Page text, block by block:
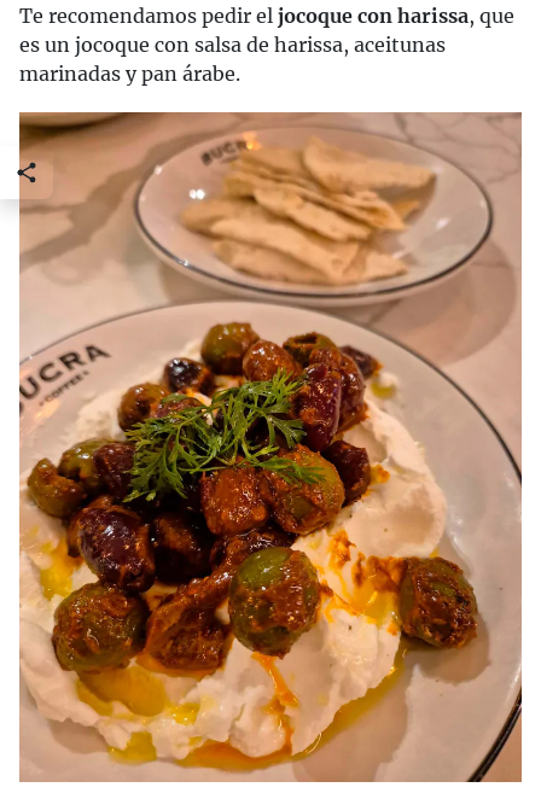
Te recomendamos pedir el jocoque con harissa, que
es un jocoque con salsa de harissa, aceitunas
marinadas y pan árabe.